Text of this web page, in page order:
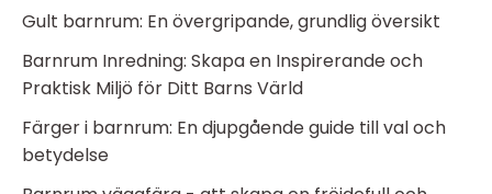
Gult barnrum: En övergripande, grundlig översikt
Barnrum Inredning: Skapa en Inspirerande och
Praktisk Miljö för Ditt Barns Värld
Färger i barnrum: En djupgående guide till val och
betydelse